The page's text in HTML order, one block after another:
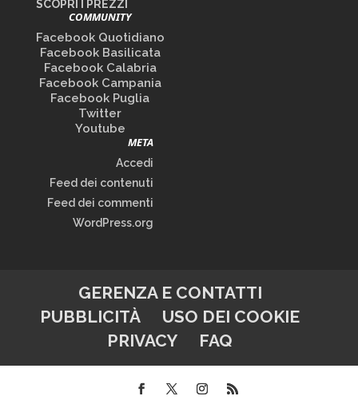
SCOPRI I PREZZI
COMMUNITY
Facebook Quotidiano
Facebook Basilicata
Facebook Calabria
Facebook Campania
Facebook Puglia
Twitter
Youtube
META
Accedi
Feed dei contenuti
Feed dei commenti
WordPress.org
GERENZA E CONTATTI
PUBBLICITÀ
USO DEI COOKIE
PRIVACY
FAQ